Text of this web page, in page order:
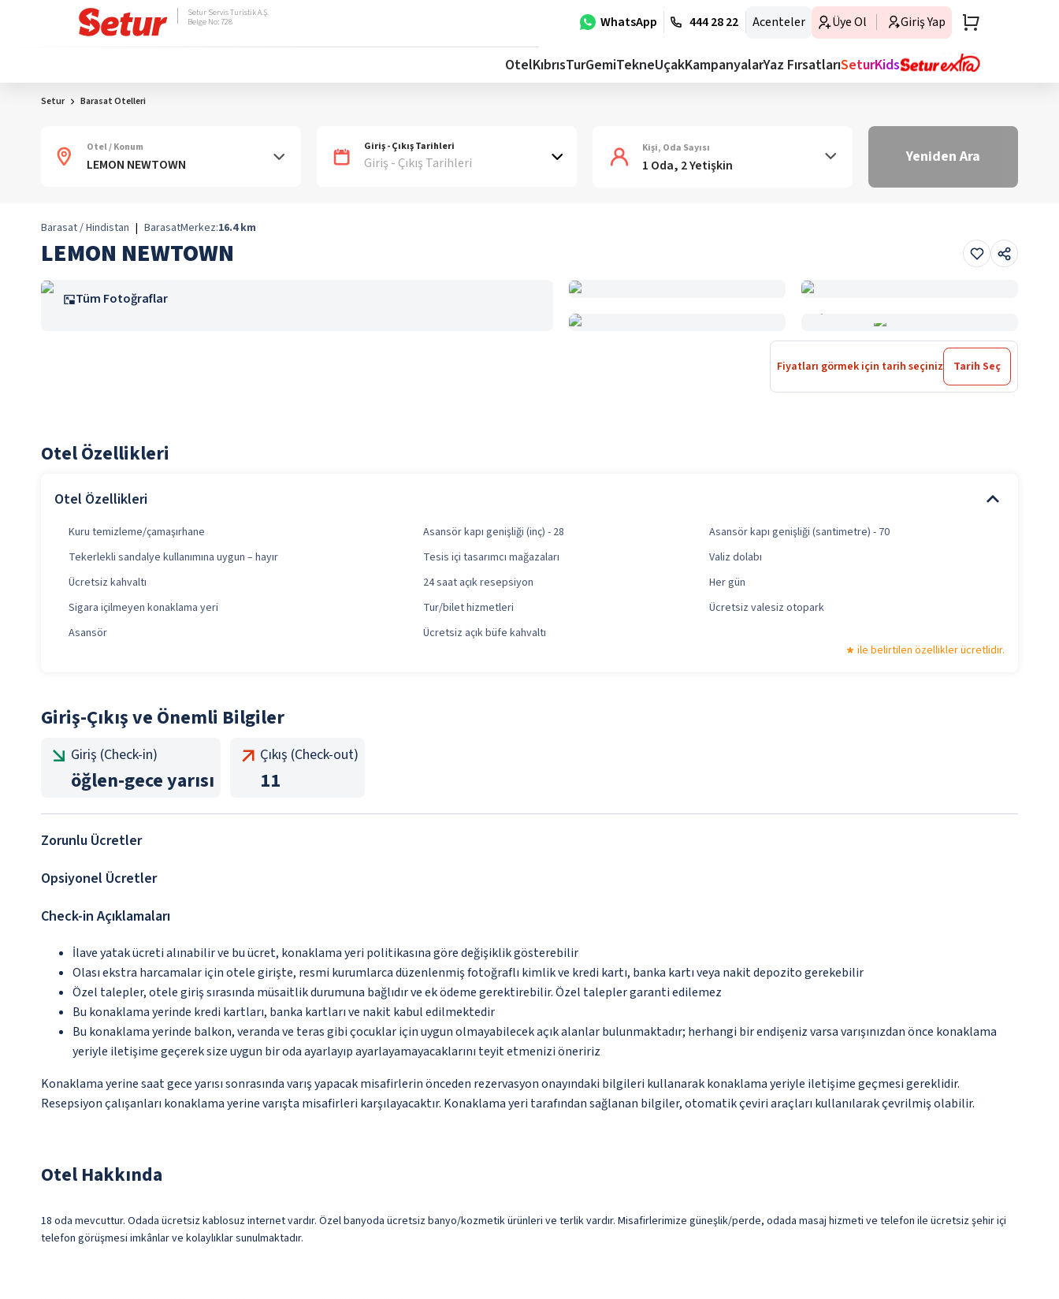
WhatsApp 444 28 22 Acenteler Üye Ol Giriş Yap
Setur Servis Turistik A.Ş.
Belge No: 728
OtelKıbrısTurGemiTekneUçakKampanyalarYaz FırsatlarıSeturKids
Setur Barasat Otelleri
Otel / Konum Giriş - Çıkış Tarihleri
Giriş - Çıkış Tarihleri
Kişi, Oda Sayısı
1 Oda, 2 Yetişkin Yeniden Ara
Barasat / Hindistan | BarasatMerkez:16.4 km
LEMON NEWTOWN
Tüm Fotoğraflar
Fiyatları görmek için tarih seçiniz Tarih Seç
Otel Özellikleri
Otel Özellikleri
Kuru temizleme/çamaşırhane Asansör kapı genişliği (inç) - 28
Asansör kapı genişliği (santimetre) - 70
Tekerlekli sandalye kullanımına uygun – hayır
Tesis içi tasarımcı mağazaları
Valiz dolabı
Ücretsiz kahvaltı
24 saat açık resepsiyon
Her gün
Sigara içilmeyen konaklama yeri
Tur/bilet hizmetleri
Ücretsiz valesiz otopark
Asansör
Ücretsiz açık büfe kahvaltı
ile belirtilen özellikler ücretlidir.
Giriş-Çıkış ve Önemli Bilgiler
Giriş (Check-in)
öğlen-gece yarısı
Çıkış (Check-out)
11
Zorunlu Ücretler
Opsiyonel Ücretler
Check-in Açıklamaları
İlave yatak ücreti alınabilir ve bu ücret, konaklama yeri politikasına göre değişiklik gösterebilir
Olası ekstra harcamalar için otele girişte, resmi kurumlarca düzenlenmiş fotoğraflı kimlik ve kredi kartı, banka kartı veya nakit depozito gerekebilir
Özel talepler, otele giriş sırasında müsaitlik durumuna bağlıdır ve ek ödeme gerektirebilir. Özel talepler garanti edilemez
Bu konaklama yerinde kredi kartları, banka kartları ve nakit kabul edilmektedir
Bu konaklama yerinde balkon, veranda ve teras gibi çocuklar için uygun olmayabilecek açık alanlar bulunmaktadır; herhangi bir endişeniz varsa varışınızdan önce konaklama
yeriyle iletişime geçerek size uygun bir oda ayarlayıp ayarlayamayacaklarını teyit etmenizi öneririz
Konaklama yerine saat gece yarısı sonrasında varış yapacak misafirlerin önceden rezervasyon onayındaki bilgileri kullanarak konaklama yeriyle iletişime geçmesi gereklidir.
Resepsiyon çalışanları konaklama yerine varışta misafirleri karşılayacaktır. Konaklama yeri tarafından sağlanan bilgiler, otomatik çeviri araçları kullanılarak çevrilmiş olabilir.
Otel Hakkında
18 oda mevcuttur. Odada ücretsiz kablosuz internet vardır. Özel banyoda ücretsiz banyo/kozmetik ürünleri ve terlik vardır. Misafirlerimize güneşlik/perde, odada masaj hizmeti ve telefon ile ücretsiz şehir içi
telefon görüşmesi imkânlar ve kolaylıklar sunulmaktadır.